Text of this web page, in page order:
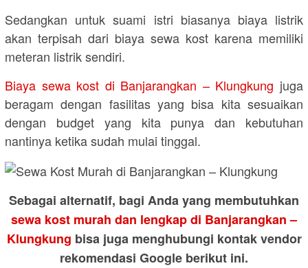
Sedangkan untuk suami istri biasanya biaya listrik
akan terpisah dari biaya sewa kost karena memiliki
meteran listrik sendiri.
Biaya sewa kost di Banjarangkan – Klungkung juga
beragam dengan fasilitas yang bisa kita sesuaikan
dengan budget yang kita punya dan kebutuhan
nantinya ketika sudah mulai tinggal.
Sebagai alternatif, bagi Anda yang membutuhkan
sewa kost murah dan lengkap di Banjarangkan –
Klungkung bisa juga menghubungi kontak vendor
rekomendasi Google berikut ini.